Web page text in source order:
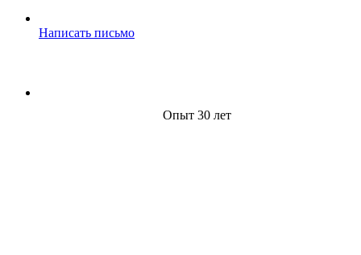
Написать письмо
Опыт 30 лет